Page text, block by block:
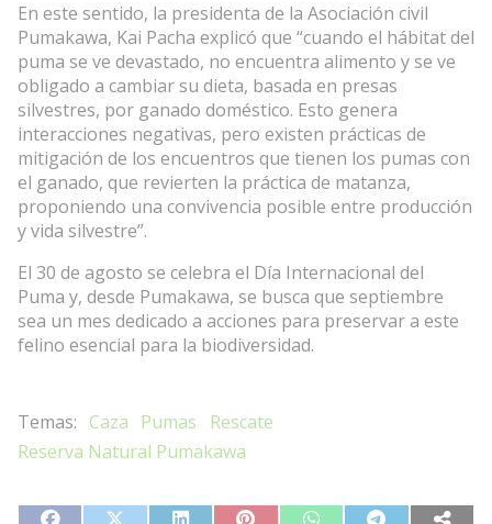
En este sentido, la presidenta de la Asociación civil
Pumakawa, Kai Pacha explicó que “cuando el hábitat del
puma se ve devastado, no encuentra alimento y se ve
obligado a cambiar su dieta, basada en presas
silvestres, por ganado doméstico. Esto genera
interacciones negativas, pero existen prácticas de
mitigación de los encuentros que tienen los pumas con
el ganado, que revierten la práctica de matanza,
proponiendo una convivencia posible entre producción
y vida silvestre”.
El 30 de agosto se celebra el Día Internacional del
Puma y, desde Pumakawa, se busca que septiembre
sea un mes dedicado a acciones para preservar a este
felino esencial para la biodiversidad.
Caza Pumas
Rescate
Reserva Natural Pumakawa